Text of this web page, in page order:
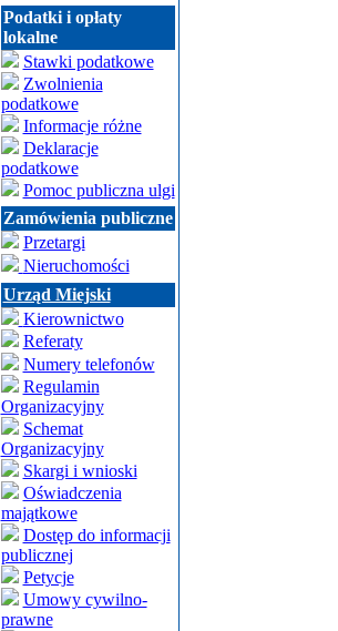
Podatki i opłaty
lokalne
Stawki podatkowe
Zwolnienia
podatkowe
Informacje różne
Deklaracje
podatkowe
Pomoc publiczna ulgi
Zamówienia publiczne
Przetargi
Nieruchomości
Urząd Miejski
Kierownictwo
Referaty
Numery telefonów
Regulamin
Organizacyjny
Schemat
Organizacyjny
Skargi i wnioski
Oświadczenia
majątkowe
Dostęp do informacji
publicznej
Petycje
Umowy cywilno-
prawne